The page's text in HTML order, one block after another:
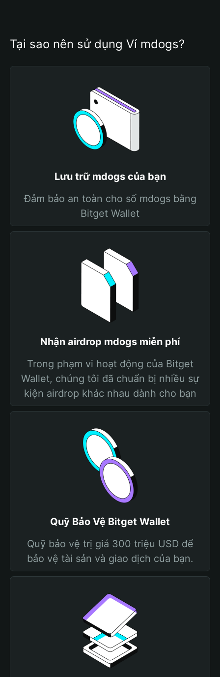
Tại sao nên sử dụng Ví mdogs?
Lưu trữ mdogs của bạn
Đảm bảo an toàn cho số mdogs bằng
Bitget Wallet
Nhận airdrop mdogs miễn phí
Trong phạm vi hoạt động của Bitget
Wallet, chúng tôi đã chuẩn bị nhiều sự
kiện airdrop khác nhau dành cho bạn
Quỹ Bảo Vệ Bitget Wallet
Quỹ bảo vệ trị giá 300 triệu USD để
bảo vệ tài sản và giao dịch của bạn.